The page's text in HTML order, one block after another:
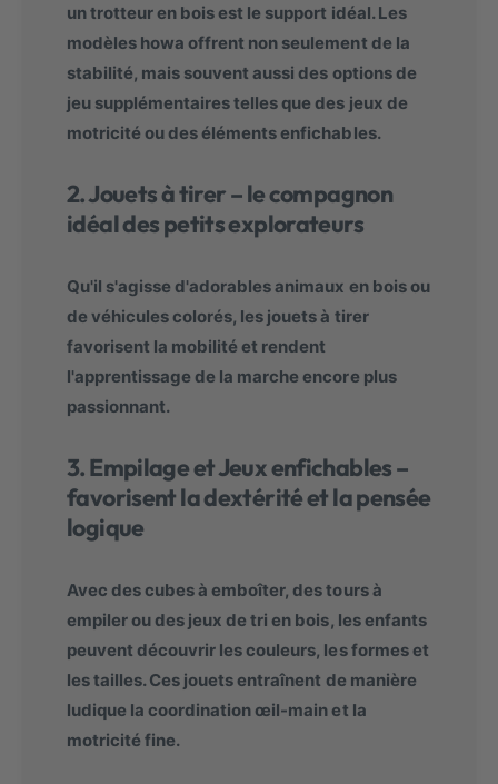
un trotteur en bois est le support idéal. Les
modèles howa offrent non seulement de la
stabilité, mais souvent aussi des options de
jeu supplémentaires telles que des jeux de
motricité ou des éléments enfichables.
2. Jouets à tirer – le compagnon
idéal des petits explorateurs
Qu'il s'agisse d'adorables animaux en bois ou
de véhicules colorés, les jouets à tirer
favorisent la mobilité et rendent
l'apprentissage de la marche encore plus
passionnant.
3. Empilage et Jeux enfichables –
favorisent la dextérité et la pensée
logique
Avec descubes à emboîter, des tours à
empiler ou des jeux de tri en bois, les enfants
peuvent découvrir les couleurs, les formes et
les tailles. Ces jouets entraînent de manière
ludique la coordination œil-main et la
motricité fine.